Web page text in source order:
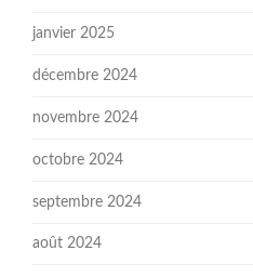
janvier 2025
décembre 2024
novembre 2024
octobre 2024
septembre 2024
août 2024